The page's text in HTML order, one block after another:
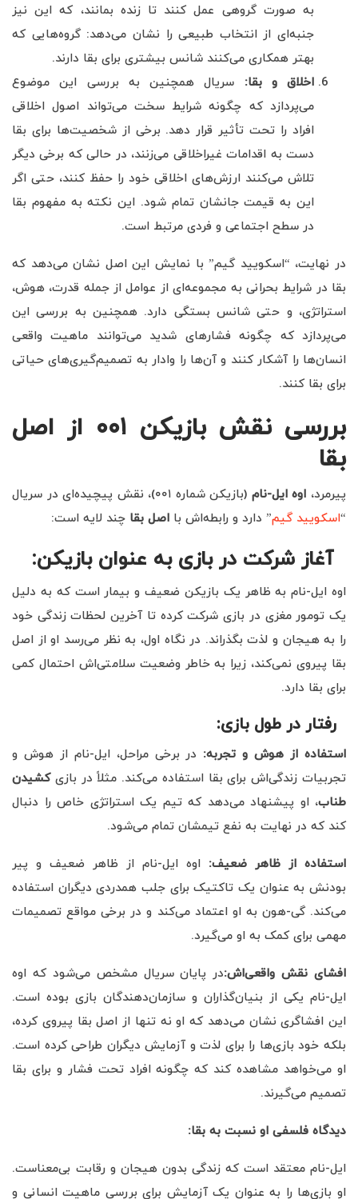
به صورت گروهی عمل کنند تا زنده بمانند، که این نیز
جنبه‌ای از انتخاب طبیعی را نشان می‌دهد: گروه‌هایی که
بهتر همکاری می‌کنند شانس بیشتری برای بقا دارند.
اخلاق و بقا: سریال همچنین به بررسی این موضوع
می‌پردازد که چگونه شرایط سخت می‌تواند اصول اخلاقی
افراد را تحت تأثیر قرار دهد. برخی از شخصیت‌ها برای بقا
دست به اقدامات غیراخلاقی می‌زنند، در حالی که برخی دیگر
تلاش می‌کنند ارزش‌های اخلاقی خود را حفظ کنند، حتی اگر
این به قیمت جانشان تمام شود. این نکته به مفهوم بقا
در سطح اجتماعی و فردی مرتبط است.
در نهایت، “اسکویید گیم” با نمایش این اصل نشان می‌دهد که
بقا در شرایط بحرانی به مجموعه‌ای از عوامل از جمله قدرت، هوش،
استراتژی، و حتی شانس بستگی دارد. همچنین به بررسی این
می‌پردازد که چگونه فشارهای شدید می‌توانند ماهیت واقعی
انسان‌ها را آشکار کنند و آن‌ها را وادار به تصمیم‌گیری‌های حیاتی
برای بقا کنند.
بررسی نقش بازیکن ۰۰۱ از اصل
بقا
پیرمرد، اوه ایل-نام
(بازیکن شماره ۰۰۱)، نقش پیچیده‌ای در سریال
“اسکویید گیم” دارد و رابطه‌اش با اصل بقا چند لایه است:
آغاز شرکت در بازی به عنوان بازیکن:
اوه ایل-نام به ظاهر یک بازیکن ضعیف و بیمار است که به دلیل
یک تومور مغزی در بازی شرکت کرده تا آخرین لحظات زندگی خود
را به هیجان و لذت بگذراند. در نگاه اول، به نظر می‌رسد او از اصل
بقا پیروی نمی‌کند، زیرا به خاطر وضعیت سلامتی‌اش احتمال کمی
برای بقا دارد.
رفتار در طول بازی:
استفاده از هوش و تجربه: در برخی مراحل، ایل-نام از هوش و
تجربیات زندگی‌اش برای بقا استفاده می‌کند. مثلاً در بازیکشیدن
طناب، او پیشنهاد می‌دهد که تیم یک استراتژی خاص را دنبال
کند که در نهایت به نفع تیمشان تمام می‌شود.
استفاده از ظاهر ضعیف: اوه ایل-نام از ظاهر ضعیف و پیر
بودنش به عنوان یک تاکتیک برای جلب همدردی دیگران استفاده
می‌کند. گی-هون به او اعتماد می‌کند و در برخی مواقع تصمیمات
مهمی برای کمک به او می‌گیرد.
افشای نقش واقعی‌اش:در پایان سریال مشخص می‌شود که اوه
ایل-نام یکی از بنیان‌گذاران و سازمان‌دهندگان بازی بوده است.
این افشاگری نشان می‌دهد که او نه تنها از اصل بقا پیروی کرده،
بلکه خود بازی‌ها را برای لذت و آزمایش دیگران طراحی کرده است.
او می‌خواهد مشاهده کند که چگونه افراد تحت فشار و برای بقا
تصمیم می‌گیرند.
دیدگاه فلسفی او نسبت به بقا:
ایل-نام معتقد است که زندگی بدون هیجان و رقابت بی‌معناست.
او بازی‌ها را به عنوان یک آزمایش برای بررسی ماهیت انسانی و